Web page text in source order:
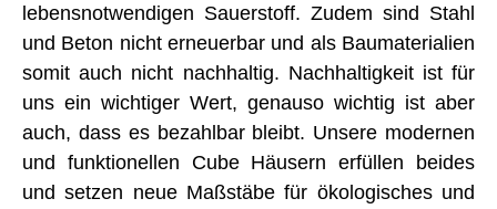
lebensnotwendigen Sauerstoff. Zudem sind Stahl
und Beton nicht erneuerbar und als Baumaterialien
somit auch nicht nachhaltig. Nachhaltigkeit ist für
uns ein wichtiger Wert, genauso wichtig ist aber
auch, dass es bezahlbar bleibt. Unsere modernen
und funktionellen Cube Häusern erfüllen beides
und setzen neue Maßstäbe für ökologisches und